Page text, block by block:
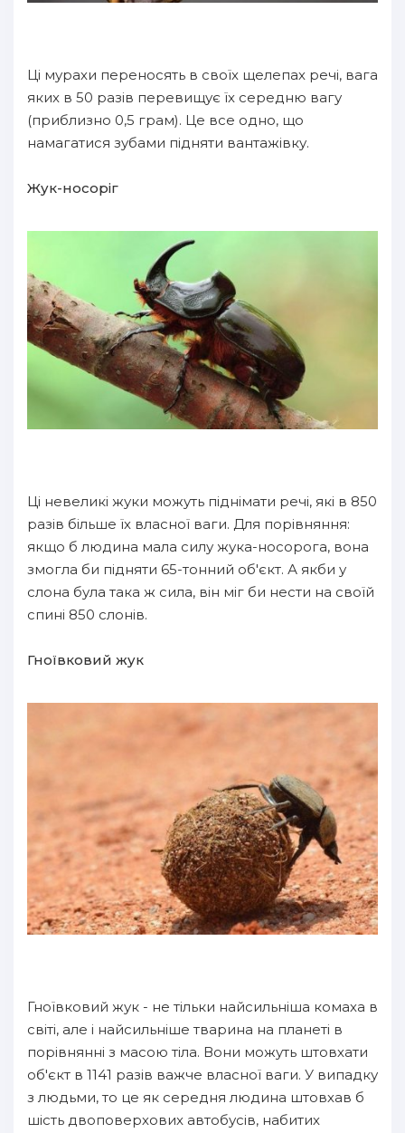
Ці мурахи переносять в своїх щелепах речі, вага
яких в 50 разів перевищує їх середню вагу
(приблизно 0,5 грам). Це все одно, що
намагатися зубами підняти вантажівку.
Жук-носоріг
Ці невеликі жуки можуть піднімати речі, які в 850
разів більше їх власної ваги. Для порівняння:
якщо б людина мала силу жука-носорога, вона
змогла би підняти 65-тонний об'єкт. А якби у
слона була така ж сила, він міг би нести на своїй
спині 850 слонів.
Гноївковий жук
Гноївковий жук - не тільки найсильніша комаха в
світі, але і найсильніше тварина на планеті в
порівнянні з масою тіла. Вони можуть штовхати
об'єкт в 1141 разів важче власної ваги. У випадку
з людьми, то це як середня людина штовхав б
шість двоповерхових автобусів, набитих